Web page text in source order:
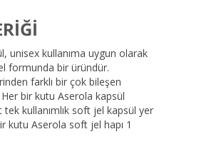
unisex kullanıma uygun olarak
formunda bir üründür.
farklı bir çok bileşen
Her bir kutu Aserola kapsül
kullanımlık soft jel kapsül yer
kutu Aserola soft jel hapı 1